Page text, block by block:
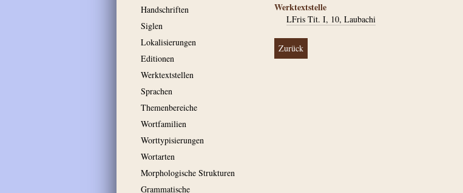
Handschriften
Siglen
Lokalisierungen
Editionen
Werktextstellen
Sprachen
Themenbereiche
Wortfamilien
Worttypisierungen
Wortarten
Morphologische Strukturen
Grammatische
Werktextstelle
LFris Tit. I, 10, Laubachi
Zurück